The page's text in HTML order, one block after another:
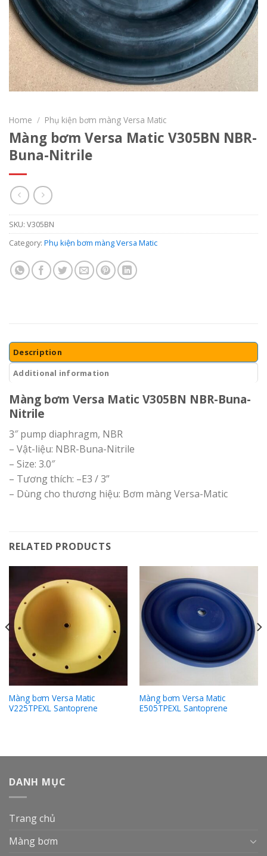
Home / Phụ kiện bơm màng Versa Matic
Màng bơm Versa Matic V305BN NBR-
Buna-Nitrile
SKU: V305BN
Category: Phụ kiện bơm màng Versa Matic
Description
Additional information
Màng bơm Versa Matic V305BN NBR-Buna-
Nitrile
3″ pump diaphragm, NBR
– Vật-liệu: NBR-Buna-Nitrile
– Size: 3.0″
– Tương thích: –E3 / 3”
– Dùng cho thương hiệu: Bơm màng Versa-Matic
RELATED PRODUCTS
Màng bơm Versa Matic
V225TPEXL Santoprene
Màng bơm Versa Matic
E505TPEXL Santoprene
DANH MỤC
Trang chủ
Màng bơm